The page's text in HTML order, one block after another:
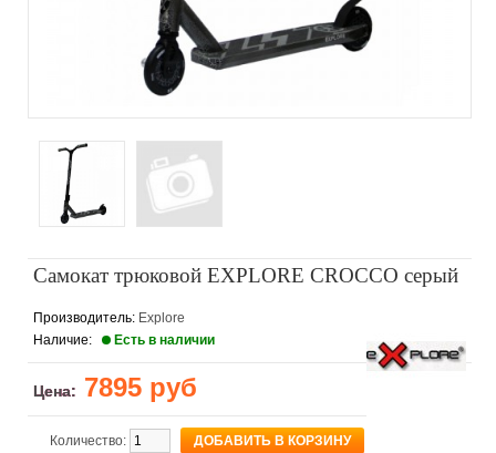
Самокат трюковой EXPLORE CROCCO серый
Производитель: Explore
Наличие:
Есть в наличии
Цена: 7895 руб
Количество: